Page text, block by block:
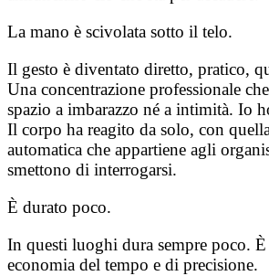
La mano è scivolata sotto il telo.
Il gesto è diventato diretto, pratico,
Una concentrazione professionale
spazio a imbarazzo né a intimità. Io
Il corpo ha reagito da solo, con
automatica che appartiene agli
smettono di interrogarsi.
È durato poco.
In questi luoghi dura sempre poco.
economia del tempo e di precisione.